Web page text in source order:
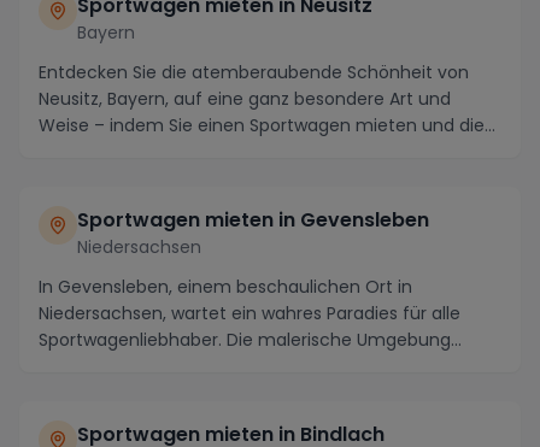
Bayern
Entdecken Sie die atemberaubende Schönheit von
Neusitz, Bayern, auf eine ganz besondere Art und
Weise – indem Sie einen Sportwagen mieten und die
Sportwagen mieten in Gevensleben
Niedersachsen
In Gevensleben, einem beschaulichen Ort in
Niedersachsen, wartet ein wahres Paradies für alle
Sportwagenliebhaber. Die malerische Umgebung
Sportwagen mieten in Bindlach